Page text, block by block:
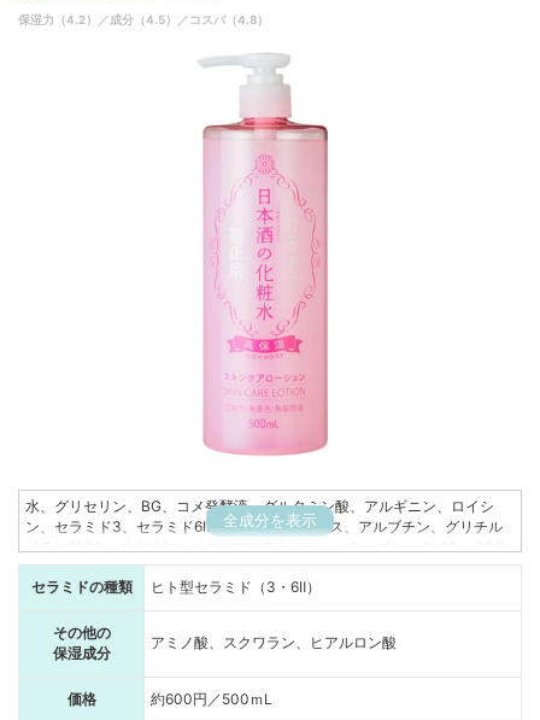
保湿力（4.2）／成分（4.5）／コスパ（4.8）
全成分を表示
水、グリセリン、BG、コメ発酵液、グルタミン酸、アルギニン、ロイシ
ン、セラミド3、セラミド6Ⅱ、 プラセンタエキス、アルブチン、グリチル
リチン酸2K、ダイズタンパク、マルチトール、メチルグルセス-10、 PEG-
60水添ヒマシ油、ヒドロキシエチルセルロース、(スチレン/アクリル酸ア
ルキル)コポリマーNa、 クエン酸、クエン酸Na、フェノキシエタノール、
セラミドの種類 ヒト型セラミド（3・6Ⅱ）
その他の
保湿成分
アミノ酸、スクワラン、ヒアルロン酸
価格 約600円／500ｍL